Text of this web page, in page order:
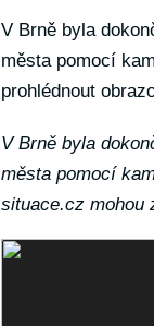
V Brně byla
města pomocí
prohlédnout
V Brně byla
města pomocí
situace.cz mohou